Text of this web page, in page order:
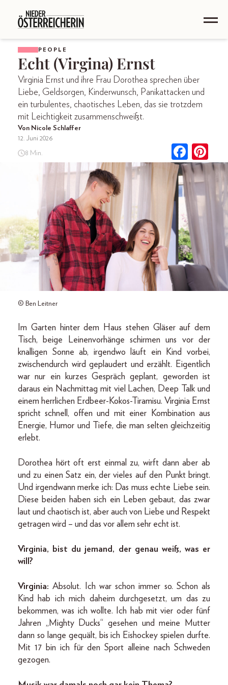
PEOPLE
Echt (Virgina) Ernst
Virginia Ernst und ihre Frau Dorothea sprechen über
Liebe, Geldsorgen, Kinderwunsch, Panikattacken und
ein turbulentes, chaotisches Leben, das sie trotzdem
mit Leichtigkeit zusammenschweißt.
Von Nicole Schlaffer
12. Juni 2026
8 Min.
© Ben Leitner
Im Garten hinter dem Haus stehen Gläser auf dem
Tisch, beige Leinenvorhänge schirmen uns vor der
knalligen Sonne ab, irgendwo läuft ein Kind vorbei,
zwischendurch wird geplaudert und erzählt. Eigentlich
war nur ein kurzes Gespräch geplant, geworden ist
daraus ein Nachmittag mit viel Lachen, Deep Talk und
einem herrlichen Erdbeer-Kokos-Tiramisu. Virginia Ernst
spricht schnell, offen und mit einer Kombination aus
Energie, Humor und Tiefe, die man selten gleichzeitig
erlebt.
Dorothea hört oft erst einmal zu, wirft dann aber ab
und zu einen Satz ein, der vieles auf den Punkt bringt.
Und irgendwann merke ich: Das muss echte Liebe sein.
Diese beiden haben sich ein Leben gebaut, das zwar
laut und chaotisch ist, aber auch von Liebe und Respekt
getragen wird – und das vor allem sehr echt ist.
Virginia, bist du jemand, der genau weiß, was er
will?
Virginia:Absolut. Ich war schon immer so. Schon als
Kind hab ich mich daheim durchgesetzt, um das zu
bekommen, was ich wollte. Ich hab mit vier oder fünf
Jahren „Mighty Ducks“ gesehen und meine Mutter
dann so lange gequält, bis ich Eishockey spielen durfte.
Mit 17 bin ich für den Sport alleine nach Schweden
gezogen.